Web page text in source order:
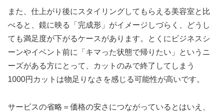
また、仕上がり後にスタイリングしてもらえる美容室と比
べると、鏡に映る「完成形」がイメージしづらく、どうし
ても満足度が下がるケースがあります。とくにビジネスシ
ーンやイベント前に「キマった状態で帰りたい」というニ
ーズがある方にとって、カットのみで終了してしまう
1000円カットは物足りなさを感じる可能性が高いです。
サービスの省略＝価格の安さにつながっているとはいえ、